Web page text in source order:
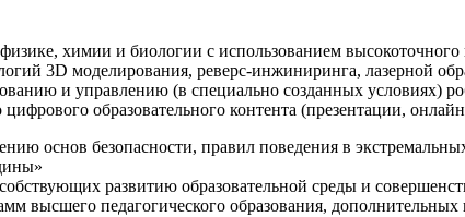
химии и биологии с использованием
3D моделирования, реверс-инжиниринга, лазерной
и управлению (в специально созданных условиях)
образовательного контента (презентации,
основ безопасности, правил поведения в
развитию образовательной среды и
высшего педагогического образования,